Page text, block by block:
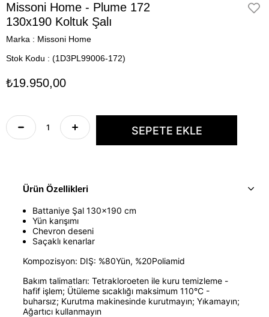
Missoni Home - Plume 172
130x190 Koltuk Şalı
Marka : Missoni Home
Stok Kodu
(1D3PL99006-172)
₺19.950,00
Ürün Özellikleri
Battaniye Şal 130x190 cm
Yün karışımı
Chevron deseni
Saçaklı kenarlar
Kompozisyon: DIŞ: %80Yün, %20Poliamid
Bakım talimatları: Tetrakloroeten ile kuru temizleme -
hafif işlem; Ütüleme sıcaklığı maksimum 110°C -
buharsız; Kurutma makinesinde kurutmayın; Yıkamayın;
Ağartıcı kullanmayın